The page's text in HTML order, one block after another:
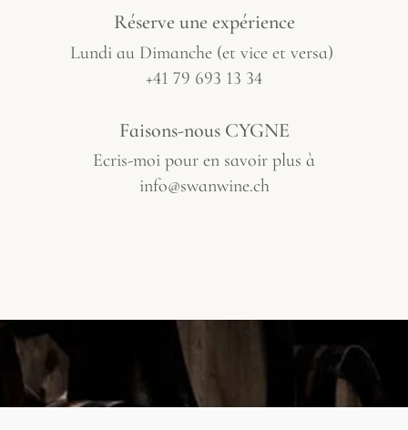
Réserve une expérience​
Lundi au Dimanche (et vice et versa)
+41 79 693 13 34
Faisons-nous CYGNE
Ecris-moi pour en savoir plus à
info@swanwine.ch